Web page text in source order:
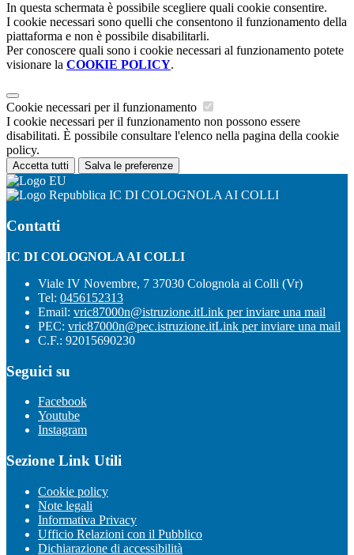
In questa schermata è possibile scegliere quali cookie consentire.
I cookie necessari sono quelli che consentono il funzionamento della
piattaforma e non è possibile disabilitarli.
Per conoscere quali sono i cookie necessari al funzionamento potete
visionare la COOKIE POLICY.
Cookie necessari per il funzionamento
I cookie necessari per il funzionamento non possono essere
disabilitati. È possibile consultare l'elenco nella pagina della cookie
policy.
Accetta tutti Salva le preferenze
IC DI COLOGNOLA AI COLLI
Contatti
IC DI COLOGNOLA AI COLLI
Viale IV Novembre, 7 37030 Colognola ai Colli (Vr)
Tel: 0456152313
Email: vric87000n@istruzione.itLink per inviare una mail
PEC: vric87000n@pec.istruzione.itLink per inviare una mail
C.F.: 92015690230
Seguici su
Facebook
Youtube
Instagram
Sezione Link Utili
Cookie policy
Note legali
Informativa Privacy
Ufficio Relazioni con il Pubblico
Dichiarazione di accessibilità